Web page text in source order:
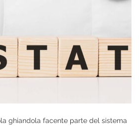
ghiandola facente parte del sistema